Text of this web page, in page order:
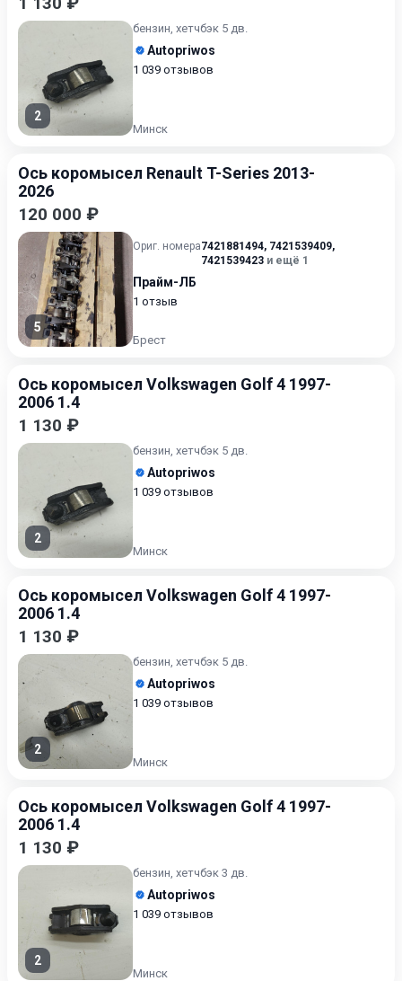
2
бензин, хетчбэк 5 дв.
Autopriwos
1 039 отзывов
Минск
Ось коромысел Renault T-Series 2013-
2026
120 000 ₽
5
Ориг. номера7421881494, 7421539409,
7421539423 и ещё 1
Прайм-ЛБ
1 отзыв
Брест
Ось коромысел Volkswagen Golf 4 1997-
2006 1.4
1 130 ₽
2
бензин, хетчбэк 5 дв.
Autopriwos
1 039 отзывов
Минск
Ось коромысел Volkswagen Golf 4 1997-
2006 1.4
1 130 ₽
2
бензин, хетчбэк 5 дв.
Autopriwos
1 039 отзывов
Минск
Ось коромысел Volkswagen Golf 4 1997-
2006 1.4
1 130 ₽
2
бензин, хетчбэк 3 дв.
Autopriwos
1 039 отзывов
Минск